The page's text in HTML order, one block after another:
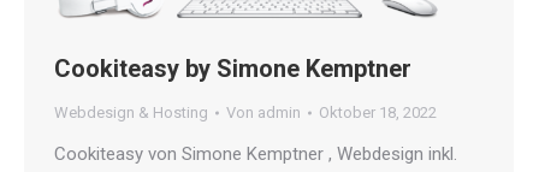
Cookiteasy by Simone Kemptner
Webdesign & Hosting Von admin Oktober 18, 2022
Cookiteasy von Simone Kemptner , Webdesign inkl.